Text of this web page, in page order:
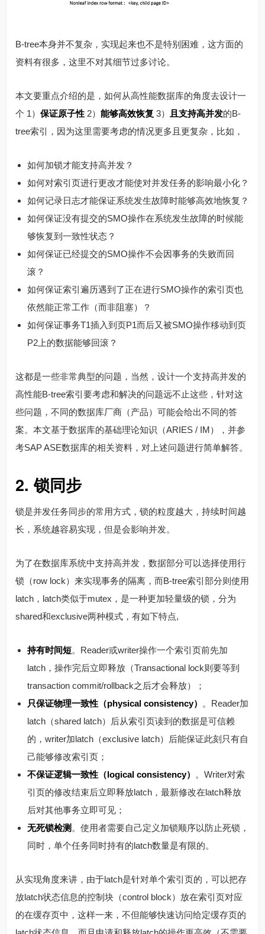
B-tree本身并不复杂，实现起来也不是特别困难，这方面的
资料有很多，这里不对其细节过多讨论。
本文要重点介绍的是，如何从高性能数据库的角度去设计一
个 1） 保证原子性 2） 能够高效恢复 3） 且支持高并发的B-
tree索引，因为这里需要考虑的情况更多且更复杂，比如，
如何加锁才能支持高并发？
如何对索引页进行更改才能使对并发任务的影响最小化？
如何记录日志才能保证系统发生故障时能够高效地恢复？
如何保证没有提交的SMO操作在系统发生故障的时候能
够恢复到一致性状态？
如何保证已经提交的SMO操作不会因事务的失败而回
滚？
如何保证索引遍历遇到了正在进行SMO操作的索引页也
依然能正常工作（而非阻塞）？
如何保证事务T1插入到页P1而后又被SMO操作移动到页
P2上的数据能够回滚？
这都是一些非常典型的问题，当然，设计一个支持高并发的
高性能B-tree索引要考虑和解决的问题远不止这些，针对这
些问题，不同的数据库厂商（产品）可能会给出不同的答
案。本文基于数据库的基础理论知识（ARIES / IM），并参
考SAP ASE数据库的相关资料，对上述问题进行简单解答。
2. 锁同步
锁是并发任务同步的常用方式，锁的粒度越大，持续时间越
长，系统越容易实现，但是会影响并发。
为了在数据库系统中支持高并发，数据部分可以选择使用行
锁（row lock）来实现事务的隔离，而B-tree索引部分则使用
latch，latch类似于mutex，是一种更加轻量级的锁，分为
shared和exclusive两种模式，有如下特点,
持有时间短。Reader或writer操作一个索引页前先加
latch，操作完后立即释放（Transactional lock则要等到
transaction commit/rollback之后才会释放）；
只保证物理一致性（physical consistency）
。Reader加
latch（shared latch）后从索引页读到的数据是可信赖
的，writer加latch（exclusive latch）后能保证此刻只有自
己能够修改索引页；
不保证逻辑一致性（logical consistency）
。Writer对索
引页的修改结束后立即释放latch，最新修改在latch释放
后对其他事务立即可见；
无死锁检测 。使用者需要自己定义加锁顺序以防止死锁，
同时，单个任务同时持有的latch数量是有限的。
从实现角度来讲，由于latch是针对单个索引页的，可以把存
放latch状态信息的控制块（control block）放在索引页对应
的在缓存页中，这样一来，不但能够快速访问给定缓存页的